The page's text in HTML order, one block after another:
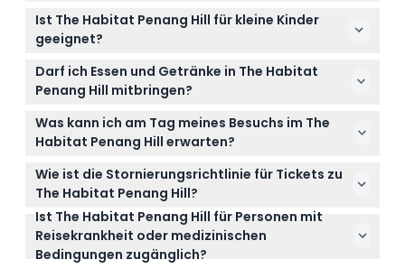
beginnen um 17:30 Uhr und dauern bis 21:00 Uhr,
letzter Einlass um 18:30 Uhr. (Änderungen
Sie können Ihre Tickets ganz einfach online hier auf
dieser Webseite buchen, um Ihren Eintritt für den
gewünschten Besuchstag zu sichern.
Ist The Habitat Penang Hill für kleine Kinder
geeignet?
Ja, Kinder im Alter von 0-3 Jahren haben freien
Eintritt, müssen aber von einem zahlenden
Erwachsenen begleitet werden. Kinder im Alter von
4-12 Jahren benötigen ein Kinderticket, und ab 13
Jahren ein Erwachsenenticket.
Darf ich Essen und Getränke in The Habitat
Penang Hill mitbringen?
Das Mitbringen eigener Speisen und Getränke wird
nicht empfohlen, da vor Ort Cafés vorhanden sind,
darunter The Stable Café und The Habitat Café, die
von morgens bis zum späten Nachmittag geöffnet
sind.
Was kann ich am Tag meines Besuchs im The
Habitat Penang Hill erwarten?
Sie können Regenwaldpfade erkunden,
Baumwipfelwege wie die Langur Way
Doppelschwingbrücke genießen und vom Curtis
Crest Tree Top Walk aus panoramische Aussichten
in einem schönen UNESCO-Biosphärenreservat
erleben.
Wie ist die Stornierungsrichtlinie für Tickets zu
The Habitat Penang Hill?
Tickets sind nicht erstattungsfähig und können
nicht storniert werden, stellen Sie daher sicher, dass
Ihre Pläne vor der Buchung feststehen.
Ist The Habitat Penang Hill für Personen mit
Reisekrankheit oder medizinischen
Bedingungen zugänglich?
Die Wild Immersions VR-Erfahrung wird für Personen